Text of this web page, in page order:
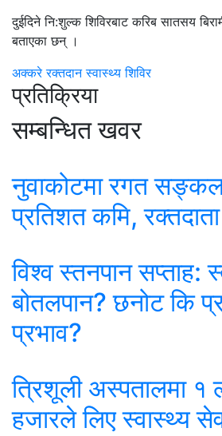
दुईदिने नि:शुल्क शिविरबाट करिब सातसय
बताएका छन् ।
अक्करेरक्तदानस्वास्थ्य शिविर
प्रतिक्रिया
सम्बन्धित खवर
नुवाकोटमा रगत
प्रतिशत कमि,
विश्व स्तनपान सप्ताह:
बोतलपान? छनोट कि
प्रभाव?
त्रिशूली अस्पतालमा १
हजारले लिए स्वास्थ्य